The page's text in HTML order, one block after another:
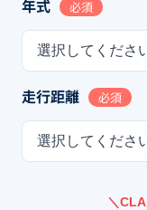
年式 必須
選択してくださ
走行距離 必須
選択してくださ
＼